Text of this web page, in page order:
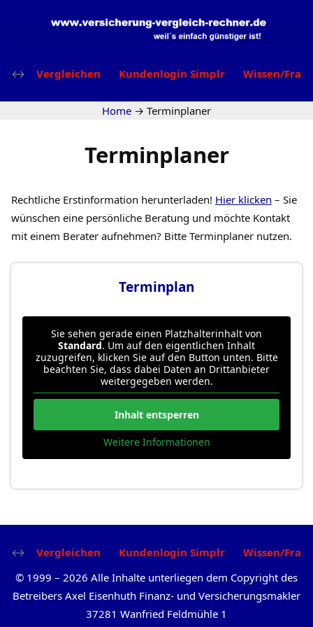
Vergleichen Kundenlogin Simplr Wissen/
Home → Terminplaner
Terminplaner
Rechtliche Erstinformation herunterladen! Hier klicken – Sie
wünschen eine persönliche Beratung und möchte Kontakt
mit einem Berater aufnehmen? Bitte Terminplaner nutzen.
Terminplan
Sie sehen gerade einen Platzhalterinhalt von
Standard. Um auf den eigentlichen Inhalt
zuzugreifen, klicken Sie auf den Button unten. Bitte
beachten Sie, dass dabei Daten an Drittanbieter
weitergegeben werden.
Inhalt entsperren
Weitere Informationen
Vergleichen Kundenlogin Simplr
Wissen/
© 1999 – 2026 Alle Inhalte unterliegen dem Copyright des
Betreibers Axel Eisenhuth Finanz- und Versicherungsmakler
37281 Wanfried Feldmühle 1